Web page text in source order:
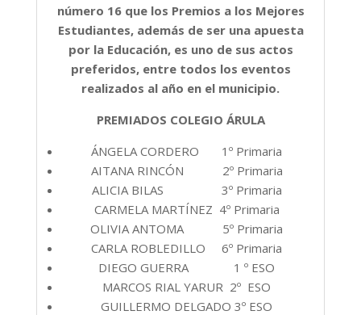
número 16 que los Premios a los Mejores
Estudiantes, además de ser una apuesta
por la Educación, es uno de sus actos
preferidos, entre todos los eventos
realizados al año en el municipio.
PREMIADOS COLEGIO ÁRULA
ÁNGELA CORDERO 1º Primaria
AITANA RINCÓN 2º Primaria
ALICIA BILAS 3º Primaria
CARMELA MARTÍNEZ 4º Primaria
OLIVIA ANTOMA 5º Primaria
CARLA ROBLEDILLO 6º Primaria
DIEGO GUERRA 1 º ESO
MARCOS RIAL YARUR 2º ESO
GUILLERMO DELGADO 3º ESO